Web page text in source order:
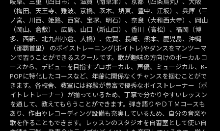
（梅田、天王寺、難波、京橋、茨木、堺東、豊中、江坂）、兵庫（三
ノ宮、川西、姫路、西宮、宝塚、明石）、奈良（大和西大寺）、岡山
（岡山、倉敷）、広島、山口（新山口）、香川（高松）、福岡（博
多、西新、北九州小倉、大橋）、佐賀、長崎、熊本、鹿児島、沖縄
（那覇首里） のボイストレーニング(ボイトレ)やダンスをマンツーマ
ンで習うことができるスクールです。歌が趣味の方向けのボーカルコ
ースから、デビューを目指すプロボーカル、声優、ミュージカル、K-
POPに特化したコースなど、年齢に関係なくチャンスを掴むことがで
きます。各校舎、教室には経験が豊富で優秀なボイストレーナー（ボ
イトレトレーナー）が揃っているため、丁寧で分かりやすいレッスン
を通して、教えてもらうことができます。弾き語りやＤＴＭコースも
あり、作曲やレコーディング設備も充実しているため、自分の音楽や
歌を作ることもできます。レッスンのスタジオを自習室として使い自